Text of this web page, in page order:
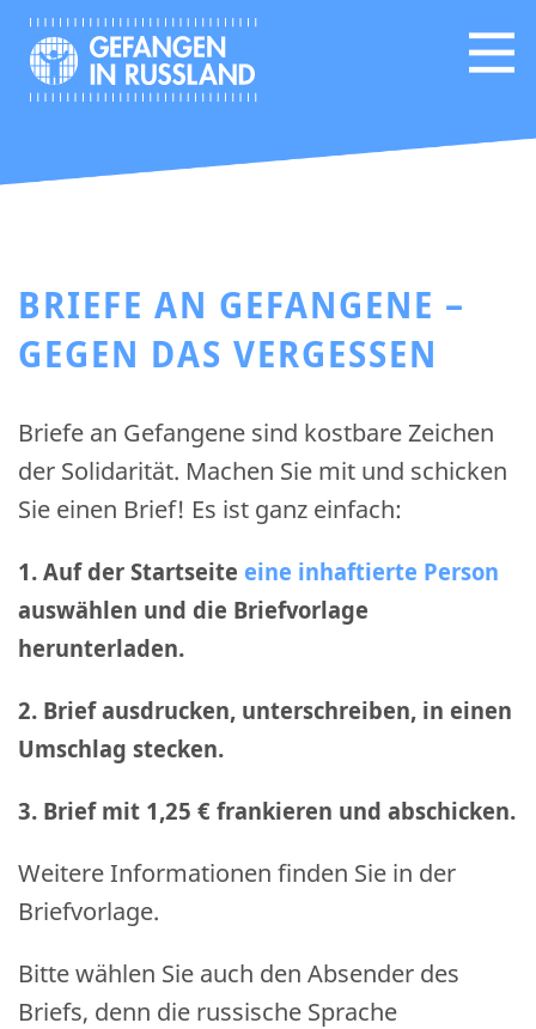
BRIEFE AN GEFANGENE –
GEGEN DAS VERGESSEN
Briefe an Gefangene sind kostbare Zeichen
der Solidarität. Machen Sie mit und schicken
Sie einen Brief! Es ist ganz einfach:
1. Auf der Startseite eine inhaftierte Person
auswählen und die Briefvorlage
herunterladen.
2. Brief ausdrucken, unterschreiben, in einen
Umschlag stecken.
3. Brief mit 1,25 € frankieren und abschicken.
Weitere Informationen finden Sie in der
Briefvorlage.
Bitte wählen Sie auch den Absender des
Briefs, denn die russische Sprache